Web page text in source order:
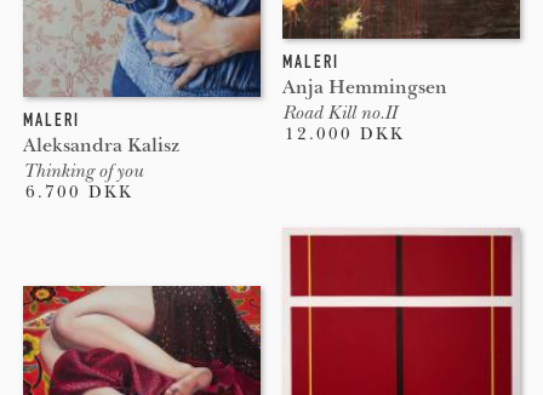
MALERI
Aleksandra Kalisz
Thinking of you
6.700 DKK
MALERI
Anja Hemmingsen
Road Kill no.II
12.000 DKK